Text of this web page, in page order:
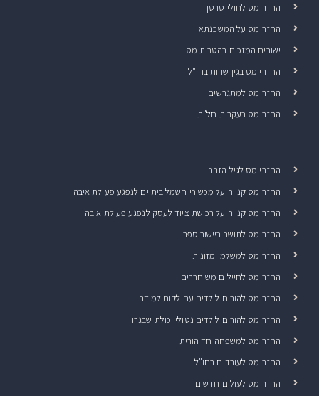
החזר מס לחולי סרטן
החזר מס על המשכנתא
ישובים המזכים בהטבות מס
החזרי מס בגין שהות בחו"ל
החזר מס למתגרשים
החזר מס בעקבות חל"ת
החזרי מס לגיל הזהב
החזר מס קנייה על מכשירי חשמל ביתיים לנפגע פעולת איבה
החזר מס קנייה על רכישת ציוד לעסק לנפגע פעולת איבה
החזר מס לתושב ביישוב ספר
החזר מס למשלמי מזונות
החזר מס לחיילים משוחררים
החזר מס להורים לילדים עם לקות למידה
החזר מס להורים לילדים נטולי יכולת שבגרו
החזר מס למשפחה חד הורית
החזר מס לעובדים בחו"ל
החזר מס לעולים חדשים